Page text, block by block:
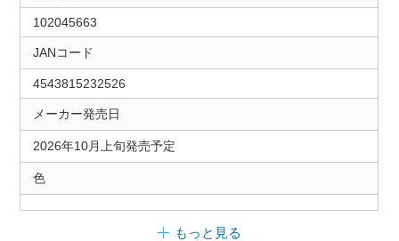
102045663
JANコード
4543815232526
メーカー発売日
2026年10月上旬発売予定
色
もっと見る